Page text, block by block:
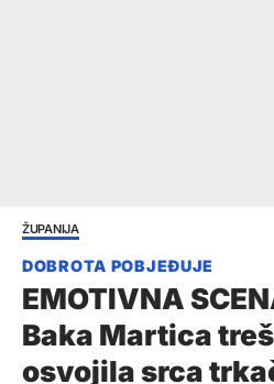
ŽUPANIJA
EMOTIVNA
Baka Martica
osvojila srca